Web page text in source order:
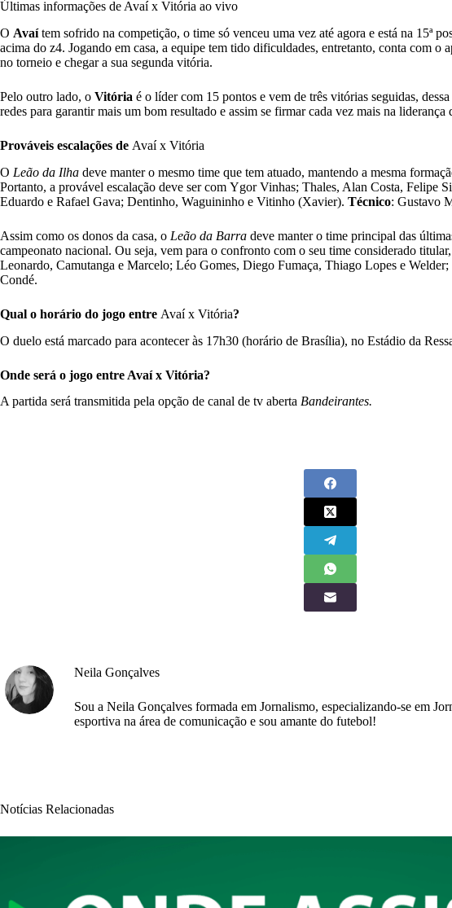
Últimas informações de Avaí x Vitória ao vivo
O Avaítem sofrido na competição, o time só venceu uma vez até agora e está na 15ª
acima do z4. Jogando em casa, a equipe tem tido dificuldades, entretanto, conta com o
no torneio e chegar a sua segunda vitória.
Pelo outro lado, o Vitória é o líder com 15 pontos e vem de três vitórias seguidas,
redes para garantir mais um bom resultado e assim se firmar cada vez mais na liderança
Prováveis escalações de Avaí x Vitória
O Leão da Ilha deve manter o mesmo time que tem atuado, mantendo a mesma
Portanto, a provável escalação deve ser com Ygor Vinhas; Thales, Alan Costa, Felipe
Eduardo e Rafael Gava; Dentinho, Waguininho e Vitinho (Xavier). Técnico: Gustavo
Assim como os donos da casa, o Leão da Barra deve manter o time principal das
campeonato nacional. Ou seja, vem para o confronto com o seu time considerado
Leonardo, Camutanga e Marcelo; Léo Gomes, Diego Fumaça, Thiago Lopes e
Condé.
Qual o horário do jogo entre Avaí x Vitória?
O duelo está marcado para acontecer às 17h30 (horário de Brasília), no Estádio da
Onde será o jogo entre Avaí x Vitória?
A partida será transmitida pela opção de canal de tv aberta Bandeirantes.
Neila Gonçalves
Sou a Neila Gonçalves formada em Jornalismo, especializando-se em
esportiva na área de comunicação e sou amante do futebol!
Notícias Relacionadas